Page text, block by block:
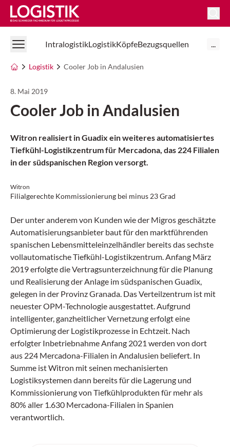
Logistik Online
IntralogistikLogistikKöpfeBezugsquellen ...
Logistik Cooler Job in Andalusien
8. Mai 2019
Cooler Job in Andalusien
Witron realisiert in Guadix ein weiteres automatisiertes
Tiefkühl-Logistikzentrum für Mercadona, das 224 Filialen
in der südspanischen Region versorgt.
Witron
Filialgerechte Kommissionierung bei minus 23 Grad
Der unter anderem von Kunden wie der Migros geschätzte
Automatisierungsanbieter baut für den marktführenden
spanischen Lebensmitteleinzelhändler bereits das sechste
vollautomatische Tiefkühl-Logistikzentrum. Anfang März
2019 erfolgte die Vertragsunterzeichnung für die Planung
und Realisierung der Anlage im südspanischen Guadix,
gelegen in der Provinz Granada. Das Verteilzentrum ist mit
neuester OPM-Technologie ausgestattet. Aufgrund
intelligenter, ganzheitlicher Vernetzung erfolgt eine
Optimierung der Logistikprozesse in Echtzeit. Nach
erfolgter Inbetriebnahme Anfang 2021 werden von dort
aus 224 Mercadona-Filialen in Andalusien beliefert. In
Summe ist Witron mit seinen mechanisierten
Logistiksystemen dann bereits für die Lagerung und
Kommissionierung von Tiefkühlprodukten für mehr als
80% aller 1.630 Mercadona-Filialen in Spanien
verantwortlich.